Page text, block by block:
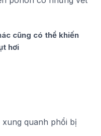
cũng có thể khiến
hơi
xung quanh phổi bị